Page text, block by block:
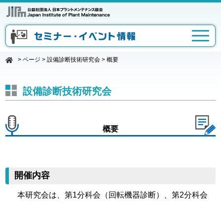
>ページ >設備診断技術研究会 >概要
設備診断技術研究会
概要
開催内容
本研究会は、第1分科会（回転機器診断）、第2分科会